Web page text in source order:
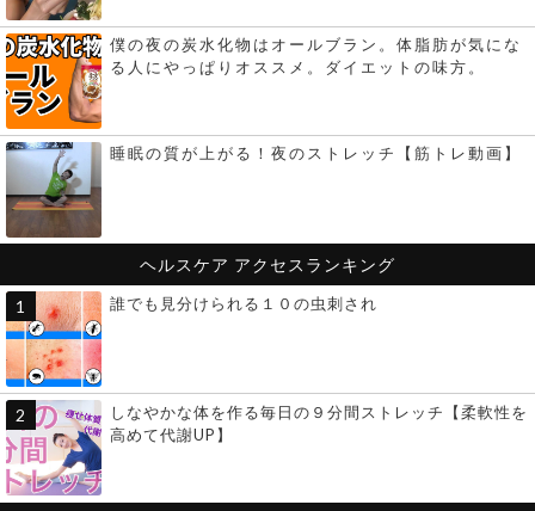
僕の夜の炭水化物はオールブラン。体脂肪が気にな
る人にやっぱりオススメ。ダイエットの味方。
睡眠の質が上がる！夜のストレッチ【筋トレ動画】
ヘルスケア アクセスランキング
誰でも見分けられる１０の虫刺され
しなやかな体を作る毎日の９分間ストレッチ【柔軟性を
高めて代謝UP】